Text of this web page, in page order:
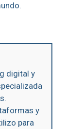
digital y
y
para